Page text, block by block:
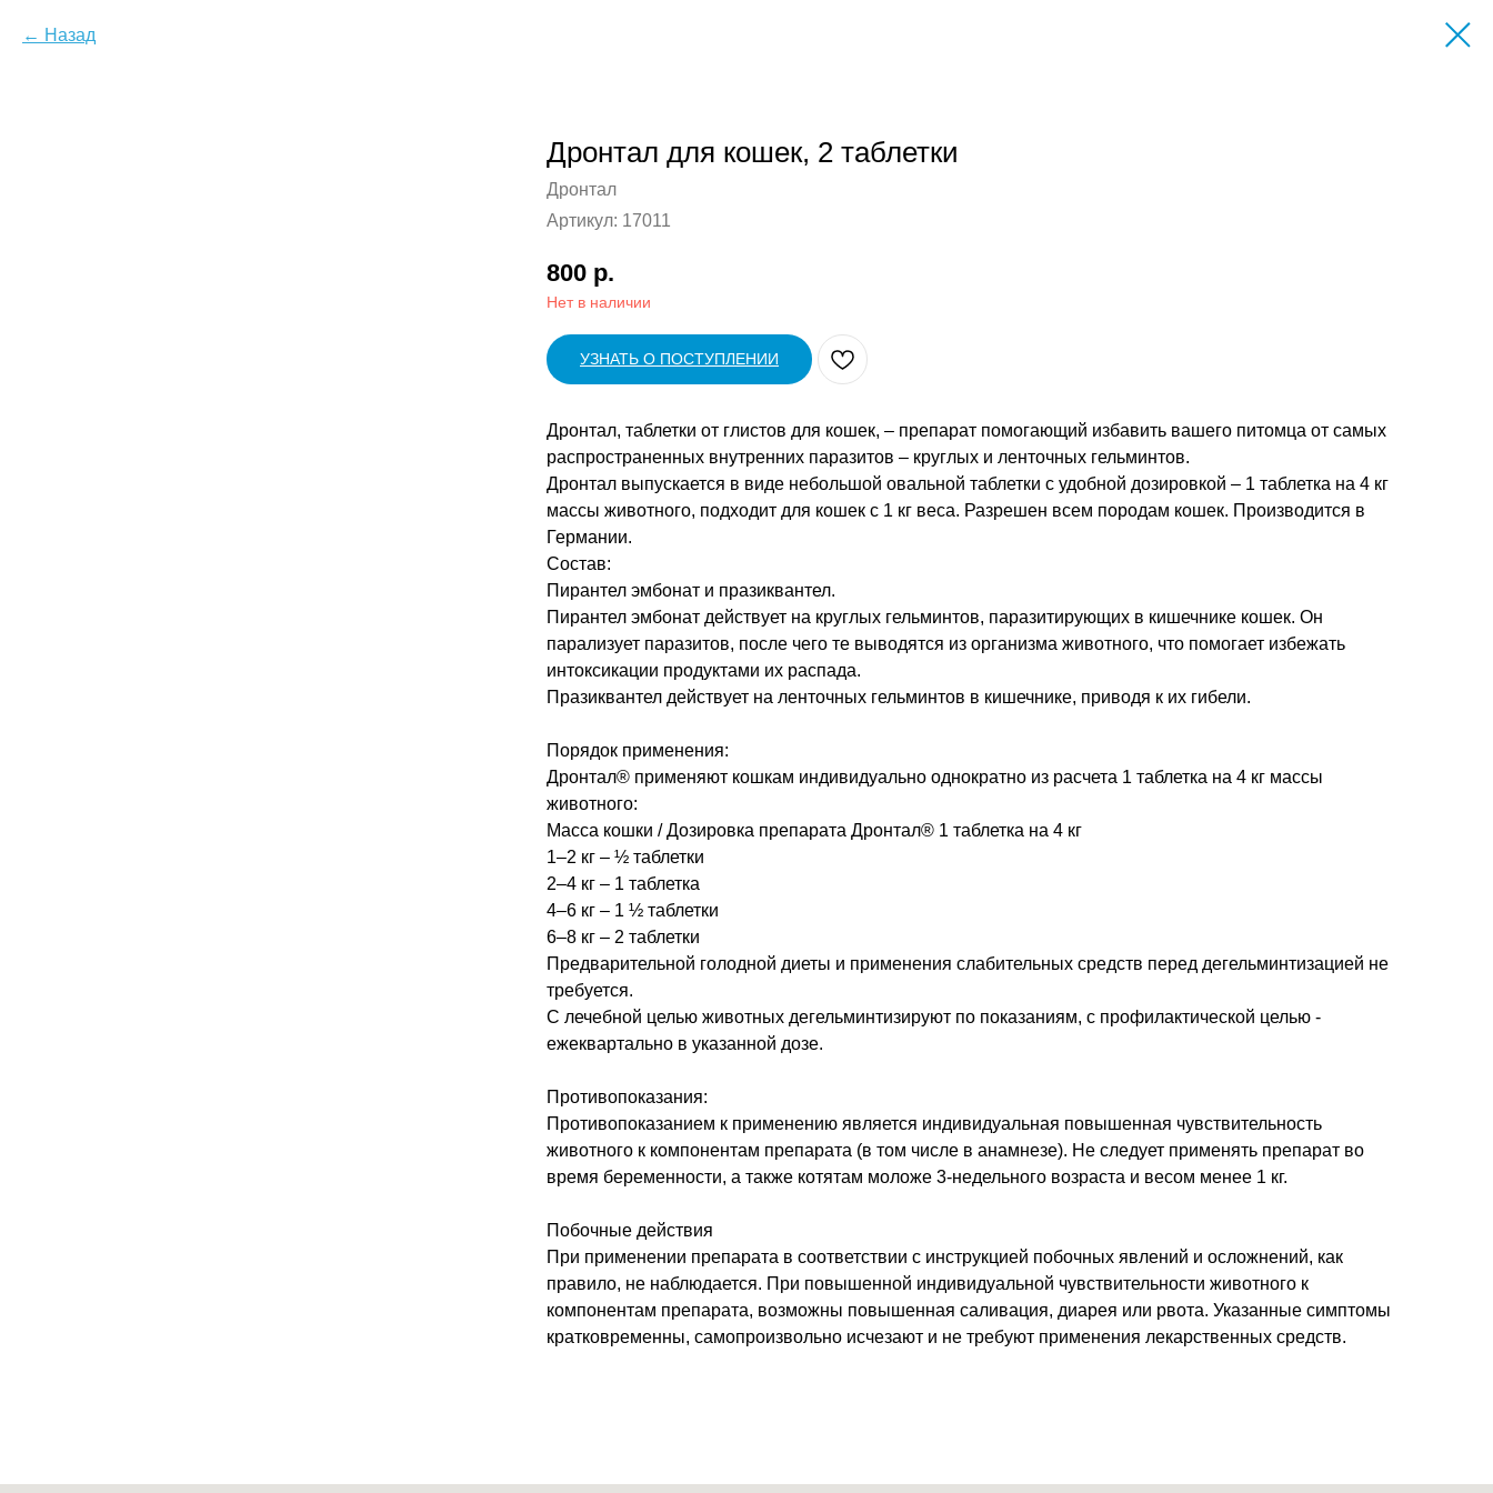
Назад
Дронтал для кошек, 2 таблетки
Дронтал
Артикул: 17011
800 р.
Нет в наличии
УЗНАТЬ О ПОСТУПЛЕНИИ
Дронтал, таблетки от глистов для кошек, – препарат помогающий избавить вашего питомца от самых
распространенных внутренних паразитов – круглых и ленточных гельминтов.
Дронтал выпускается в виде небольшой овальной таблетки с удобной дозировкой – 1 таблетка на 4 кг
массы животного, подходит для кошек с 1 кг веса. Разрешен всем породам кошек. Производится в
Германии.
Состав:
Пирантел эмбонат и празиквантел.
Пирантел эмбонат действует на круглых гельминтов, паразитирующих в кишечнике кошек. Он
парализует паразитов, после чего те выводятся из организма животного, что помогает избежать
интоксикации продуктами их распада.
Празиквантел действует на ленточных гельминтов в кишечнике, приводя к их гибели.
Порядок применения:
Дронтал® применяют кошкам индивидуально однократно из расчета 1 таблетка на 4 кг массы
животного:
Macca кошки / Дозировка препарата Дронтал® 1 таблетка на 4 кг
1–2 кг – ½ таблетки
2–4 кг – 1 таблетка
4–6 кг – 1 ½ таблетки
6–8 кг – 2 таблетки
Предварительной голодной диеты и применения слабительных средств перед дегельминтизацией не
требуется.
С лечебной целью животных дегельминтизируют по показаниям, с профилактической целью -
ежеквартально в указанной дозе.
Противопоказания:
Противопоказанием к применению является индивидуальная повышенная чувствительность
животного к компонентам препарата (в том числе в анамнезе). Не следует применять препарат во
время беременности, а также котятам моложе 3-недельного возраста и весом менее 1 кг.
Побочные действия
При применении препарата в соответствии с инструкцией побочных явлений и осложнений, как
правило, не наблюдается. При повышенной индивидуальной чувствительности животного к
компонентам препарата, возможны повышенная саливация, диарея или рвота. Указанные симптомы
кратковременны, самопроизвольно исчезают и не требуют применения лекарственных средств.